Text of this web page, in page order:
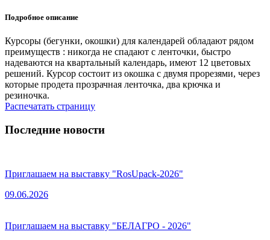
Подробное описание
Курсоры (бегунки, окошки) для календарей обладают рядом
преимуществ : никогда не спадают с ленточки, быстро
надеваются на квартальный календарь, имеют 12 цветовых
решений. Курсор состоит из окошка с двумя прорезями, через
которые продета прозрачная ленточка, два крючка и
резиночка.
Распечатать страницу
Последние новости
Приглашаем на выставку "RosUpack-2026"
09.06.2026
Приглашаем на выставку "БЕЛАГРО - 2026"